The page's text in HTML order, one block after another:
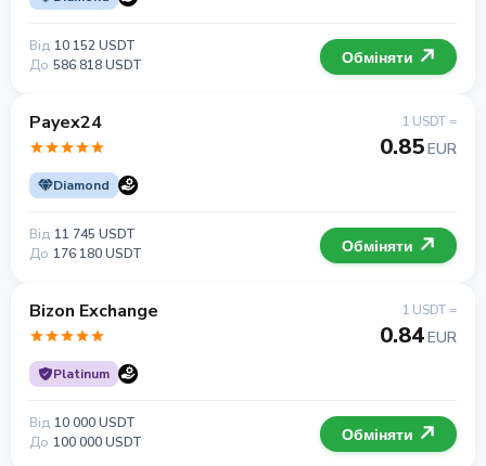
Від 10 152 USDT
До 586 818 USDT Обміняти
Payex24
Diamond
1 USDT =
0.85EUR
Від 11 745 USDT
До 176 180 USDT Обміняти
Bizon Exchange
Platinum
1 USDT =
0.84EUR
Від 10 000 USDT
До 100 000 USDT Обміняти